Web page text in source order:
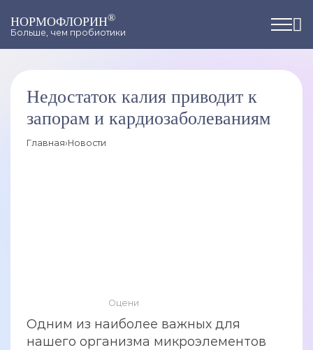
НОРМОФЛОРИН®
Больше, чем пробиотики
Недостаток калия приводит к
запорам и кардиозаболеваниям
Главная›Новости
Оцени
Одним из наиболее важных для
нашего организма микроэлементов